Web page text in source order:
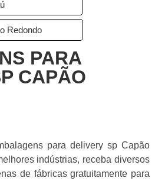
Redondo
PARA
CAPÃO
para delivery sp Capão
indústrias, receba diversos
de fábricas gratuitamente para